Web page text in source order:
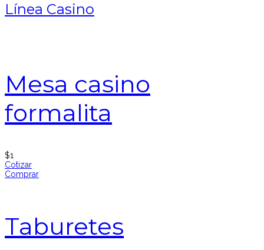
Línea Casino
Mesa casino
formalita
$1
Cotizar
Comprar
Taburetes